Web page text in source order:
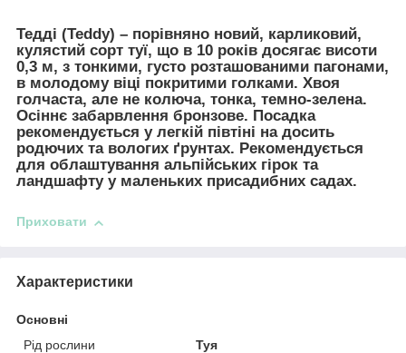
Тедді (Teddy) – порівняно новий, карликовий,
кулястий сорт туї, що в 10 років досягає висоти
0,3 м, з тонкими, густо розташованими пагонами,
в молодому віці покритими голками. Хвоя
голчаста, але не колюча, тонка, темно-зелена.
Осіннє забарвлення бронзове. Посадка
рекомендується у легкій півтіні на досить
родючих та вологих ґрунтах. Рекомендується
для облаштування альпійських гірок та
ландшафту у маленьких присадибних садах.
Приховати
Характеристики
Основні
Рід рослини
Туя